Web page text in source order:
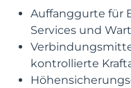
Auffanggurte für
Services und
kontrollierte